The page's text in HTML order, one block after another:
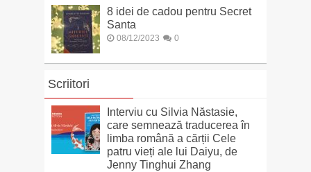
8 idei de cadou pentru Secret
Santa
08/12/2023 0
Scriitori
Interviu cu Silvia Năstasie,
care semnează traducerea în
limba română a cărții Cele
patru vieți ale lui Daiyu, de
Jenny Tinghui Zhang